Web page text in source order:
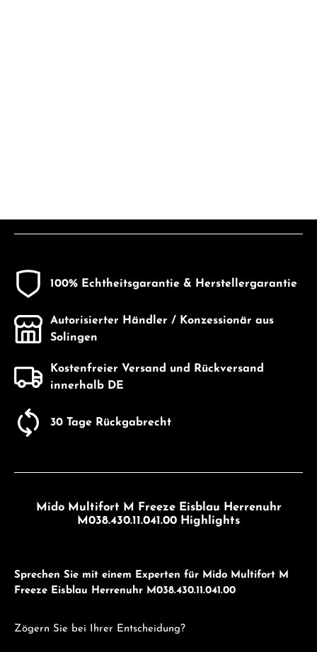
100% Echtheitsgarantie & Herstellergarantie
Autorisierter Händler / Konzessionär aus
Solingen
Kostenfreier Versand und Rückversand
innerhalb DE
30 Tage Rückgabrecht
Mido Multifort M Freeze Eisblau Herrenuhr
M038.430.11.041.00 Highlights
Sprechen Sie mit einem Experten für Mido Multifort M
Freeze Eisblau Herrenuhr M038.430.11.041.00
Zögern Sie bei Ihrer Entscheidung?